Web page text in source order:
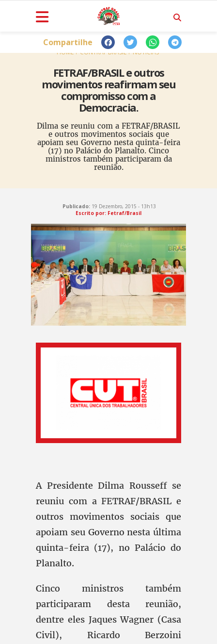
HOME CONTRAF BRASIL NOTÍCIAS
FETRAF/BRASIL e outros
movimentos reafirmam seu
compromisso com a
Democracia.
Dilma se reuniu com a FETRAF/BRASIL
e outros movimentos sociais que
apoiam seu Governo nesta quinta-feira
(17) no Palácio do Planalto. Cinco
ministros também participaram da
reunião.
Compartilhe
Publicado: 19 Dezembro, 2015 - 13h13
Escrito por: Fetraf/Brasil
A Presidente Dilma Rousseff se
reuniu com a FETRAF/BRASIL e
outros movimentos sociais que
apoiam seu Governo nesta última
quinta-feira (17), no Palácio do
Planalto.
Cinco ministros também
participaram desta reunião,
dentre eles Jaques Wagner (Casa
Civil), Ricardo Berzoini